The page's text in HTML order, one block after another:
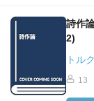
詩作
2)
トル
13